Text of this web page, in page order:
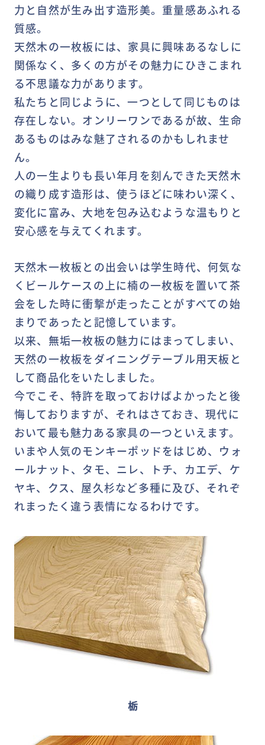
力と自然が生み出す造形美。重量感あふれる
質感。
天然木の一枚板には、家具に興味あるなしに
関係なく、多くの方がその魅力にひきこまれ
る不思議な力があります。
私たちと同じように、一つとして同じものは
存在しない。オンリーワンであるが故、生命
あるものはみな魅了されるのかもしれませ
ん。
人の一生よりも長い年月を刻んできた天然木
の織り成す造形は、使うほどに味わい深く、
変化に富み、大地を包み込むような温もりと
安心感を与えてくれます。
天然木一枚板との出会いは学生時代、何気な
くビールケースの上に楠の一枚板を置いて茶
会をした時に衝撃が走ったことがすべての始
まりであったと記憶しています。
以来、無垢一枚板の魅力にはまってしまい、
天然の一枚板をダイニングテーブル用天板と
して商品化をいたしました。
今でこそ、特許を取っておけばよかったと後
悔しておりますが、それはさておき、現代に
おいて最も魅力ある家具の一つといえます。
いまや人気のモンキーポッドをはじめ、ウォ
ールナット、タモ、ニレ、トチ、カエデ、ケ
ヤキ、クス、屋久杉など多種に及び、それぞ
れまったく違う表情になるわけです。
栃